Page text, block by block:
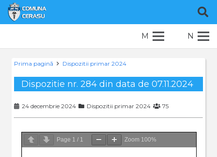
M N
Prima pagină Dispozitii primar 2024
Dispozitie nr. 284 din data de 07.11.2024
24 decembrie 2024 Dispozitii primar 2024 75
Page 1 / 1 Zoom 100%